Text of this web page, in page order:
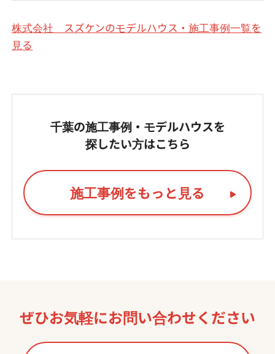
株式会社 スズケンのモデルハウス・施工事例一覧を
見る
千葉の施工事例・モデルハウスを
探したい方はこちら
施工事例をもっと見る
ぜひお気軽にお問い合わせください